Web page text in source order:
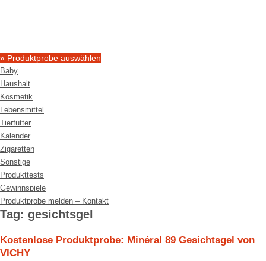
» Produktprobe auswählen
Baby
Haushalt
Kosmetik
Lebensmittel
Tierfutter
Kalender
Zigaretten
Sonstige
Produkttests
Gewinnspiele
Produktprobe melden – Kontakt
Tag: gesichtsgel
Kostenlose Produktprobe: Minéral 89 Gesichtsgel von
VICHY